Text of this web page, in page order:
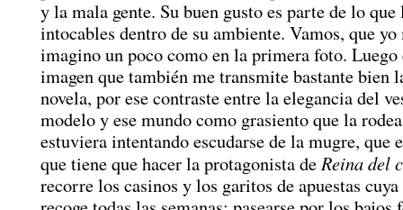
y la mala gente. Su buen gusto es parte de lo que
intocables dentro de su ambiente. Vamos, que yo
imagino un poco como en la primera foto. Luego
imagen que también me transmite bastante bien
novela, por ese contraste entre la elegancia del
modelo y ese mundo como grasiento que la
estuviera intentando escudarse de la mugre, que
que tiene que hacer la protagonista de Reina del
recorre los casinos y los garitos de apuestas